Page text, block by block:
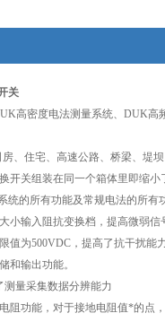
关
高密度电法测量系统、DUK
、住宅、高速公路、桥梁、堤
开关组装在同一个箱体里即缩
统的所有功能及常规电法的所有
小输入阻抗变换档，提高微弱信
值为500VDC，提高了抗干扰能力
和输出功能。
测量采集数据分辨能力
阻功能，对于接地电阻值*的点